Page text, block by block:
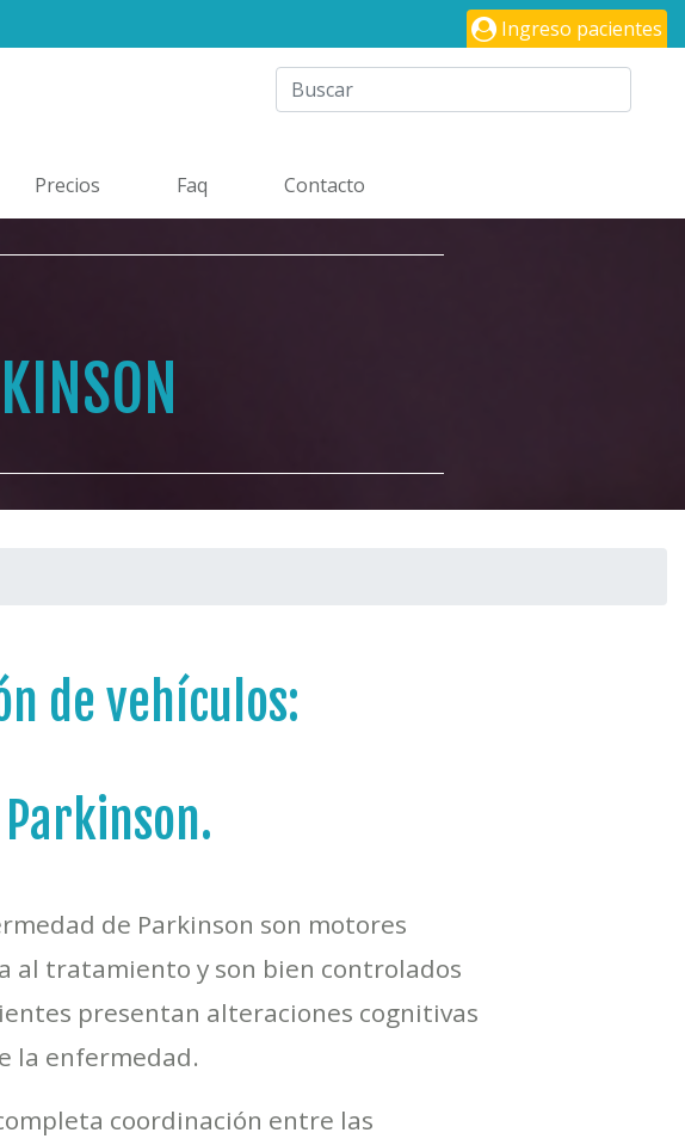
Ingreso pacientes
Precios Faq Contacto
de vehículos:
de Parkinson son motores
al tratamiento y son bien controlados
presentan alteraciones cognitivas
la enfermedad.
coordinación entre las